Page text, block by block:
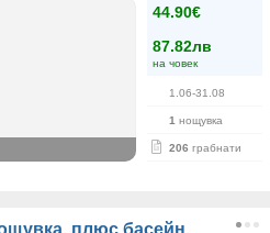
44.90€
87.82лв
на човек
1.06-31.08
1 нощувка
206 грабнати
плюс басейн,